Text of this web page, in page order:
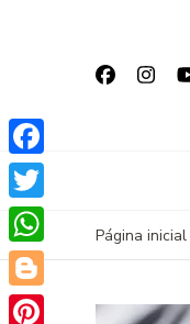
Página inicial
Facebook
Twitter
WhatsApp
Blogger